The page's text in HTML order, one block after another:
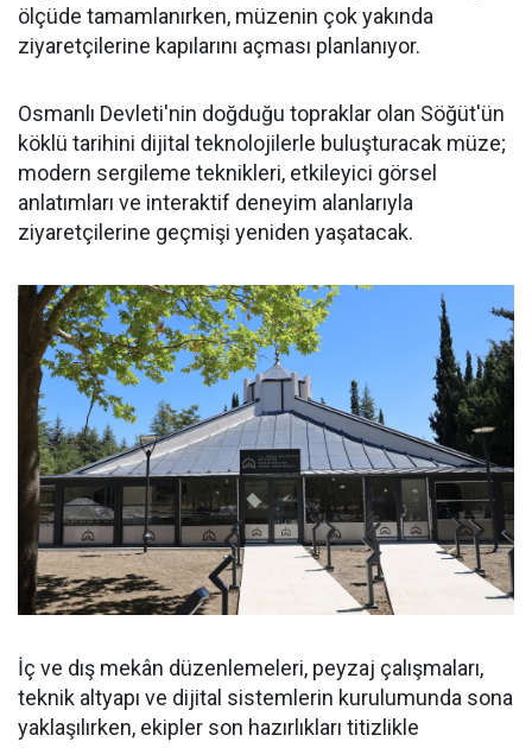
ölçüde tamamlanırken, müzenin çok yakında
ziyaretçilerine kapılarını açması planlanıyor.
Osmanlı Devleti'nin doğduğu topraklar olan Söğüt'ün
köklü tarihini dijital teknolojilerle buluşturacak müze;
modern sergileme teknikleri, etkileyici görsel
anlatımları ve interaktif deneyim alanlarıyla
ziyaretçilerine geçmişi yeniden yaşatacak.
İç ve dış mekân düzenlemeleri, peyzaj çalışmaları,
teknik altyapı ve dijital sistemlerin kurulumunda sona
yaklaşılırken, ekipler son hazırlıkları titizlikle